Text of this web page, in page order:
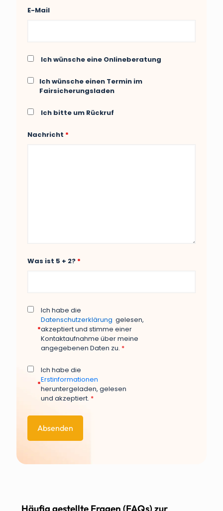
E-Mail
Ich wünsche eine Onlineberatung
Ich wünsche einen Termin im
Fairsicherungsladen
Ich bitte um Rückruf
Nachricht *
Was ist 5 + 2? *
*
Ich habe die
Datenschutzerklärung gelesen,
akzeptiert und stimme einer
Kontaktaufnahme über meine
angegebenen Daten zu. *
*
Ich habe die
Erstinformationen
heruntergeladen, gelesen
und akzeptiert. *
Häufig gestellte Fragen (FAQs) zur